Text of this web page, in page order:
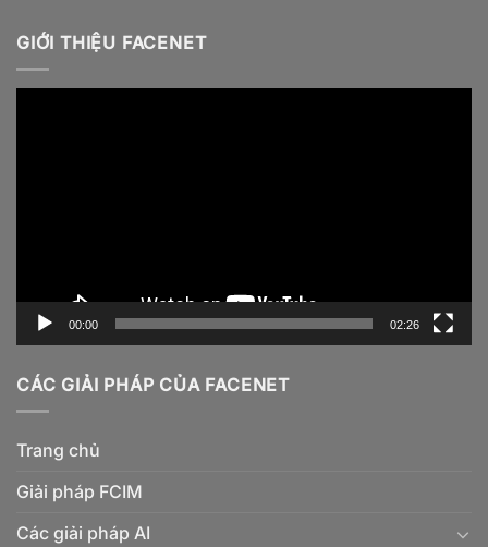
GIỚI THIỆU FACENET
00:00 02:26
CÁC GIẢI PHÁP CỦA FACENET
Trang chủ
Giải pháp FCIM
Các giải pháp AI